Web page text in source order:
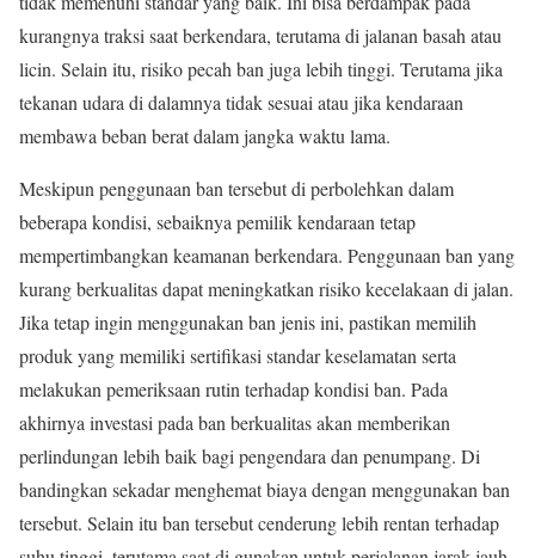
kurangnya traksi saat berkendara, terutama di jalanan basah atau
licin. Selain itu, risiko pecah ban juga lebih tinggi. Terutama jika
tekanan udara di dalamnya tidak sesuai atau jika kendaraan
membawa beban berat dalam jangka waktu lama.
Meskipun penggunaan ban tersebut di perbolehkan dalam
beberapa kondisi, sebaiknya pemilik kendaraan tetap
mempertimbangkan keamanan berkendara. Penggunaan ban yang
kurang berkualitas dapat meningkatkan risiko kecelakaan di jalan.
Jika tetap ingin menggunakan ban jenis ini, pastikan memilih
produk yang memiliki sertifikasi standar keselamatan serta
melakukan pemeriksaan rutin terhadap kondisi ban. Pada
akhirnya investasi pada ban berkualitas akan memberikan
perlindungan lebih baik bagi pengendara dan penumpang. Di
bandingkan sekadar menghemat biaya dengan menggunakan ban
tersebut. Selain itu ban tersebut cenderung lebih rentan terhadap